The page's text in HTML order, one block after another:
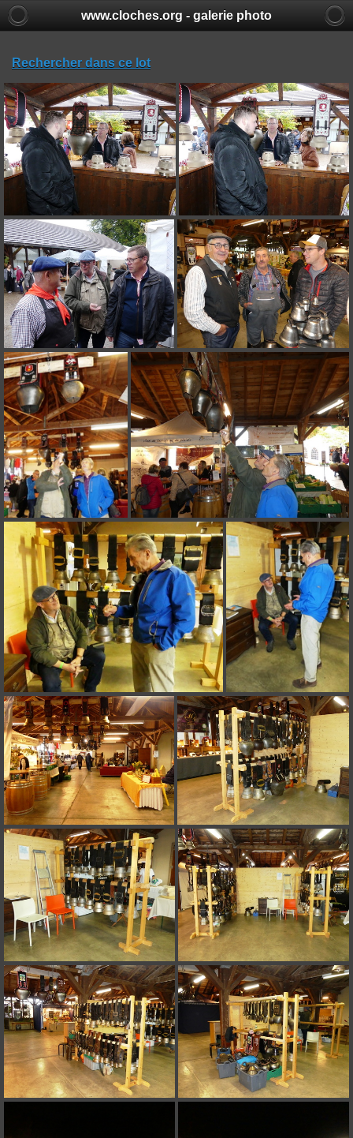
www.cloches.org - galerie photo
Rechercher dans ce lot